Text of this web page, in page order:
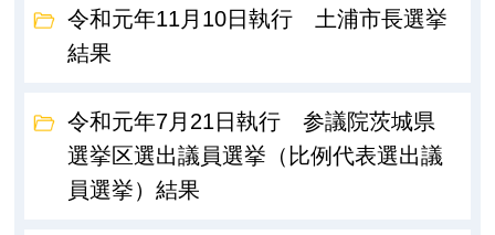
令和元年11月10日執行 土浦市長選挙
結果
令和元年7月21日執行 参議院茨城県
選挙区選出議員選挙（比例代表選出議
員選挙）結果